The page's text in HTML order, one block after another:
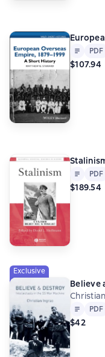
Text PDF
PDF
$107.94
Text PDF
PDF
$189.54
Exclusive
Believe
Text PDF
PDF
$42